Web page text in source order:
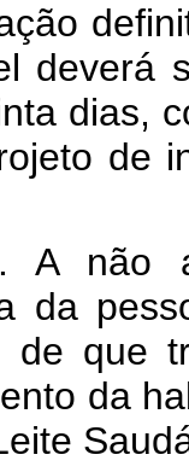
deverá
dias,
de
A não
da
de que
da